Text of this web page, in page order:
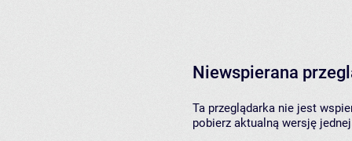
Niewspierana
Ta przeglądarka nie jest
pobierz aktualną wersję